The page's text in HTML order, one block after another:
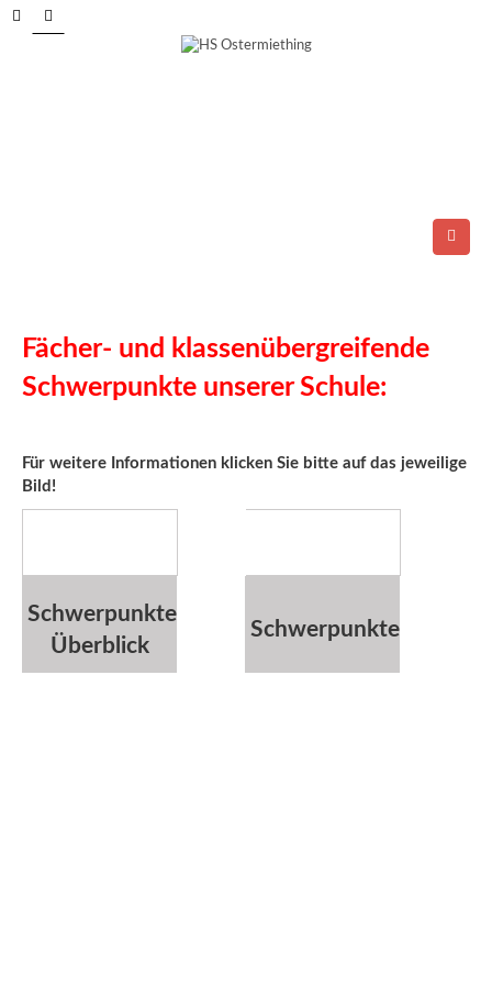
Fächer- und klassenübergreifende
Schwerpunkte unserer Schule:
Für weitere Informationen klicken Sie bitte auf das jeweilige
Bild!
Schwerpunkte
Überblick
Schwerpunkte